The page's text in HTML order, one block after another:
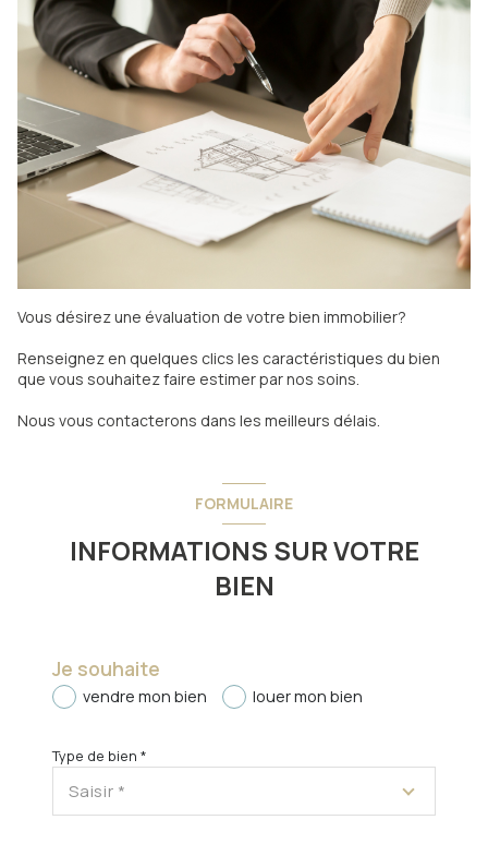
Vous désirez une évaluation de votre bien immobilier?
Renseignez en quelques clics les caractéristiques du bien
que vous souhaitez faire estimer par nos soins.
Nous vous contacterons dans les meilleurs délais.
FORMULAIRE
INFORMATIONS SUR VOTRE
BIEN
Je souhaite
vendre mon bien louer mon bien
Type de bien *
Saisir *